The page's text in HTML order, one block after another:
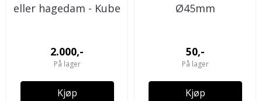
eller hagedam - Kube
2.000,-
På lager
Kjøp
Ø45mm
50,-
På lager
Kjøp